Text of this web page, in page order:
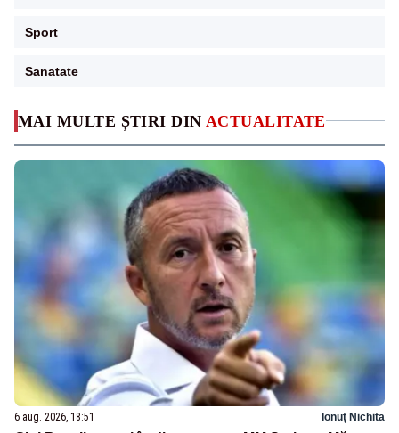
MAI MULTE ȘTIRI DIN ACTUALITATE
6 aug. 2026, 18:51 Ionuț Nichita
Sport
Sanatate